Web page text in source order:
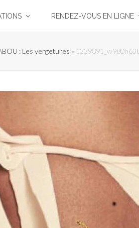
RENDEZ-VOUS EN LIGNE
: Les vergetures »